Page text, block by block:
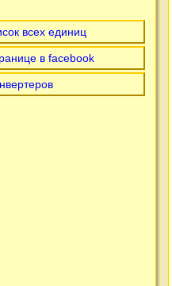
всех единиц
в facebook